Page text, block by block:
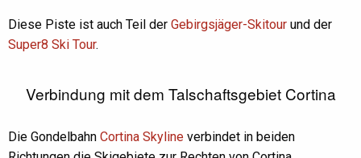
Diese Piste ist auch Teil der Gebirgsjäger-Skitour und der
Super8 Ski Tour.
Verbindung mit dem Talschaftsgebiet Cortina
Die Gondelbahn Cortina Skyline verbindet in beiden